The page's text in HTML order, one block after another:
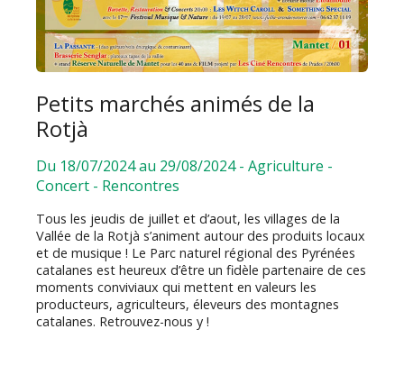
Petits marchés animés de la
Rotjà
Du 18/07/2024 au 29/08/2024 - Agriculture -
Concert - Rencontres
Tous les jeudis de juillet et d’aout, les villages de la
Vallée de la Rotjà s’animent autour des produits locaux
et de musique ! Le Parc naturel régional des Pyrénées
catalanes est heureux d’être un fidèle partenaire de ces
moments conviviaux qui mettent en valeurs les
producteurs, agriculteurs, éleveurs des montagnes
catalanes. Retrouvez-nous y !